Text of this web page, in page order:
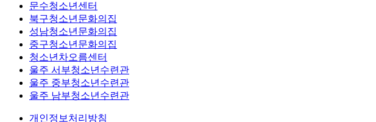
문수청소년센터
북구청소년문화의집
성남청소년문화의집
중구청소년문화의집
청소년차오름센터
울주 서부청소년수련관
울주 중부청소년수련관
울주 남부청소년수련관
개인정보처리방침